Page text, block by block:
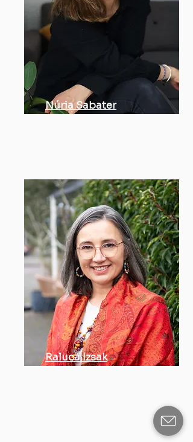
Núria Sabater
Raluca Izsak